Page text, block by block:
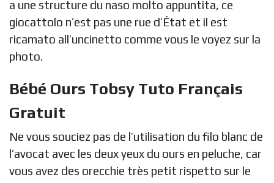
a une structure du naso molto appuntita, ce
giocattolo n’est pas une rue d’État et il est
ricamato all’uncinetto comme vous le voyez sur la
photo.
Bébé Ours Tobsy Tuto Français
Gratuit
Ne vous souciez pas de l’utilisation du filo blanc de
l’avocat avec les deux yeux du ours en peluche, car
vous avez des orecchie très petit rispetto sur le